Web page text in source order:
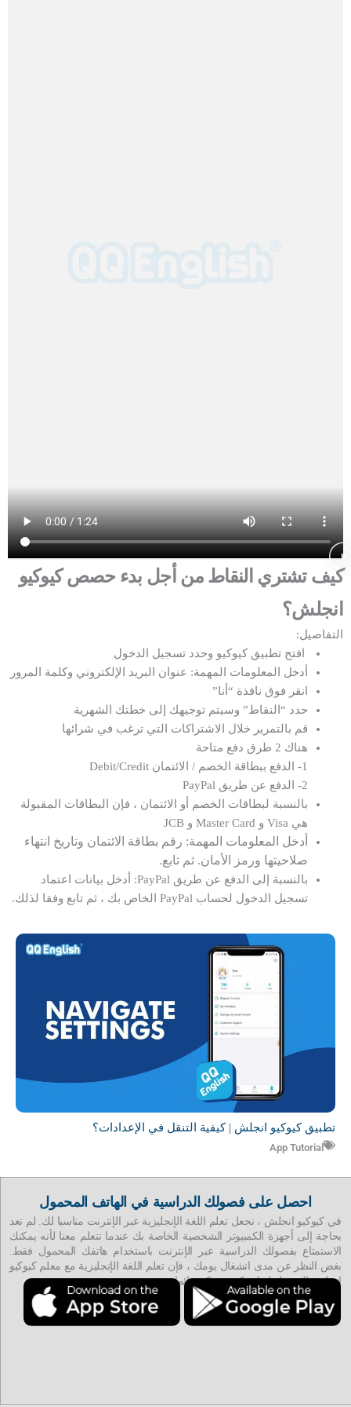
كيف تشتري النقاط من أجل بدء حصص كيوكيو
انجلش؟
التفاصيل:
افتح تطبيق كيوكيو وحدد تسجيل الدخول
أدخل المعلومات المهمة: عنوان البريد الإلكتروني وكلمة المرور
انقر فوق نافذة “أنا”
حدد “النقاط” وسيتم توجيهك إلى خطتك الشهرية
قم بالتمرير خلال الاشتراكات التي ترغب في شرائها
هناك 2 طرق دفع متاحة
1- الدفع ببطاقة الخصم / الائتمان Debit/Credit
2- الدفع عن طريق PayPal
بالنسبة لبطاقات الخصم أو الائتمان ، فإن البطاقات المقبولة
هي Visa و Master Card و JCB
أدخل المعلومات المهمة: رقم بطاقة الائتمان وتاريخ انتهاء
صلاحيتها ورمز الأمان. ثم تابع.
بالنسبة إلى الدفع عن طريق PayPal: أدخل بيانات اعتماد
تسجيل الدخول لحساب PayPal الخاص بك ، ثم تابع وفقا لذلك.
تطبيق كيوكيو انجلش | كيفية التنقل في الإعدادات؟
App Tutorial
احصل على فصولك الدراسية في الهاتف المحمول
في كيوكيو انجلش ، نجعل تعلم اللغة الإنجليزية عبر الإنترنت مناسبا لك. لم تعد
بحاجة إلى أجهزة الكمبيوتر الشخصية الخاصة بك عندما تتعلم معنا لأنه يمكنك
الاستمتاع بفصولك الدراسية عبر الإنترنت باستخدام هاتفك المحمول فقط.
بغض النظر عن مدى انشغال يومك ، فإن تعلم اللغة الإنجليزية مع معلم كيوكيو
انجلش المفضل لديك يكون ممكن دائما.